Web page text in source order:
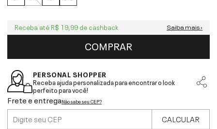
Receba até R$ 19,99 de cashback Saiba mais ›
COMPRAR
PERSONAL SHOPPER
Receba ajuda personalizada para encontrar o look
perfeito para você!
Frete e entregaNão sabe seu CEP?
CALCULAR